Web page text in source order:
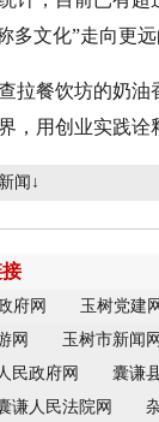
多文化”走向更
餐饮坊的奶油香
，用创业实践诠
闻↓
府网
玉树党建网
网 玉树市新闻网
民政府网
囊谦
谦人民法院网